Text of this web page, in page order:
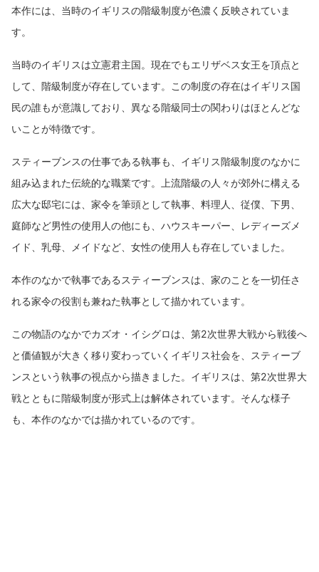
本作には、当時のイギリスの階級制度が色濃く反映されていま
す。
当時のイギリスは立憲君主国。現在でもエリザベス女王を頂点と
して、階級制度が存在しています。この制度の存在はイギリス国
民の誰もが意識しており、異なる階級同士の関わりはほとんどな
いことが特徴です。
スティーブンスの仕事である執事も、イギリス階級制度のなかに
組み込まれた伝統的な職業です。上流階級の人々が郊外に構える
広大な邸宅には、家令を筆頭として執事、料理人、従僕、下男、
庭師など男性の使用人の他にも、ハウスキーパー、レディーズメ
イド、乳母、メイドなど、女性の使用人も存在していました。
本作のなかで執事であるスティーブンスは、家のことを一切任さ
れる家令の役割も兼ねた執事として描かれています。
この物語のなかでカズオ・イシグロは、第2次世界大戦から戦後へ
と価値観が大きく移り変わっていくイギリス社会を、スティーブ
ンスという執事の視点から描きました。イギリスは、第2次世界大
戦とともに階級制度が形式上は解体されています。そんな様子
も、本作のなかでは描かれているのです。